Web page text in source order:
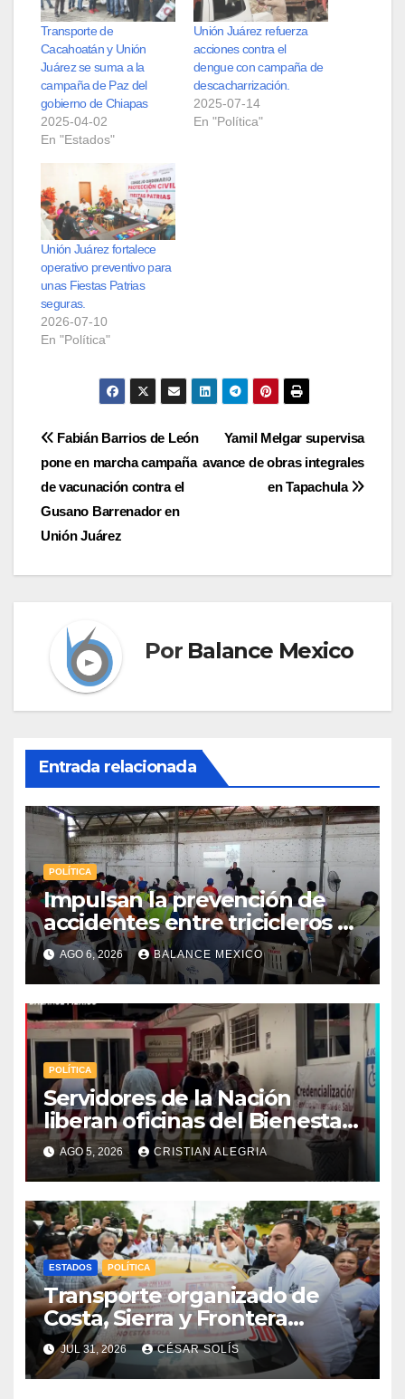
Transporte de
Cacahoatán y Unión
Juárez se suma a la
campaña de Paz del
gobierno de Chiapas
2025-04-02
En "Estados"
Unión Juárez refuerza
acciones contra el
dengue con campaña de
descacharrización.
2025-07-14
En "Política"
Unión Juárez fortalece
operativo preventivo para
unas Fiestas Patrias
seguras.
2026-07-10
En "Política"
Navegación
de
entradas
Yamil Melgar supervisa
avance de obras integrales
en Tapachula
Fabián Barrios de León
pone en marcha campaña
de vacunación contra el
Gusano Barrenador en
Unión Juárez
Por Balance Mexico
Entrada relacionada
POLÍTICA
Impulsan la prevención de
accidentes entre tricicleros y
mototriciclistas de Tapachula
AGO 6, 2026 BALANCE MEXICO
POLÍTICA
Servidores de la Nación
liberan oficinas del Bienestar
en Tapachula; Cielo
Nucamendi asume
delegación regional
AGO 5, 2026 CRISTIAN ALEGRIA
ESTADOS POLÍTICA
Transporte organizado de
Costa, Sierra y Frontera
asume compromiso estatal
de la estrategia de respeto a
la mujer
JUL 31, 2026 CÉSAR SOLÍS